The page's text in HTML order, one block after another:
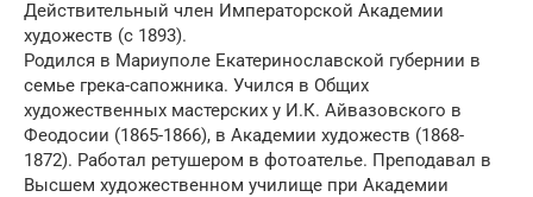
Действительный член Императорской Академии
художеств (с 1893).
Родился в Мариуполе Екатеринославской губернии в
семье грека-сапожника. Учился в Общих
художественных мастерских у И.К. Айвазовского в
Феодосии (1865-1866), в Академии художеств (1868-
1872). Работал ретушером в фотоателье. Преподавал в
Высшем художественном училище при Академии